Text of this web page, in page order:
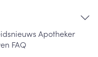
Apotheker
FAQ